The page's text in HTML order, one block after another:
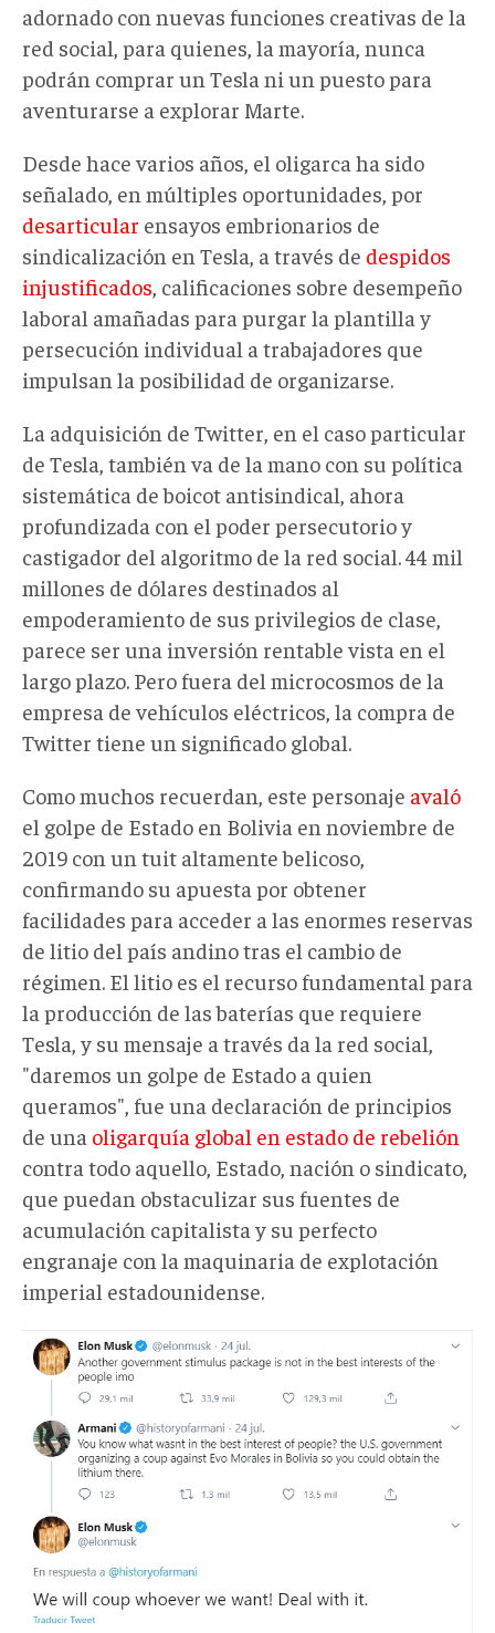
adornado con nuevas funciones creativas de la
red social, para quienes, la mayoría, nunca
podrán comprar un Tesla ni un puesto para
aventurarse a explorar Marte.
Desde hace varios años, el oligarca ha sido
señalado, en múltiples oportunidades, por
desarticular ensayos embrionarios de
sindicalización en Tesla, a través de despidos
injustificados , calificaciones sobre desempeño
laboral amañadas para purgar la plantilla y
persecución individual a trabajadores que
impulsan la posibilidad de organizarse.
La adquisición de Twitter, en el caso particular
de Tesla, también va de la mano con su política
sistemática de boicot antisindical, ahora
profundizada con el poder persecutorio y
castigador del algoritmo de la red social. 44 mil
millones de dólares destinados al
empoderamiento de sus privilegios de clase,
parece ser una inversión rentable vista en el
largo plazo. Pero fuera del microcosmos de la
empresa de vehículos eléctricos, la compra de
Twitter tiene un significado global.
Como muchos recuerdan, este personaje avaló
el golpe de Estado en Bolivia en noviembre de
2019 con un tuit altamente belicoso,
confirmando su apuesta por obtener
facilidades para acceder a las enormes reservas
de litio del país andino tras el cambio de
régimen. El litio es el recurso fundamental para
la producción de las baterías que requiere
Tesla, y su mensaje a través da la red social,
"daremos un golpe de Estado a quien
queramos", fue una declaración de principios
de una oligarquía global en estado de rebelión
contra todo aquello, Estado, nación o sindicato,
que puedan obstaculizar sus fuentes de
acumulación capitalista y su perfecto
engranaje con la maquinaria de explotación
imperial estadounidense.
tuit
musk.jpg